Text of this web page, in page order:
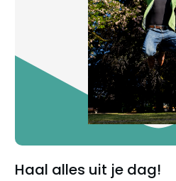
Haal alles uit je dag!